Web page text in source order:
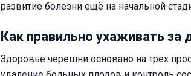
развитие болезни ещё на начальной
Как правильно ухаживать за
Здоровье черешни основано на трех